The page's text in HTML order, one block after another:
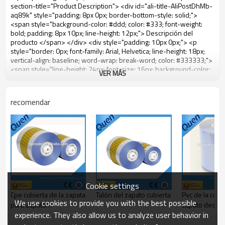
VER MÁS
recomendar
Cpe cubierta de la zapata
para zapato
dispensador de la
Talón del zapato cubierta
Pvc de la
zapato
Cookie settings
We use cookies to provide you with the best possible
experience. They also allow us to analyze user behavior in